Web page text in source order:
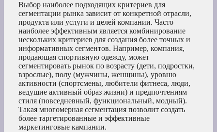
Выбор наиболее подходящих критериев для
сегментации рынка зависит от конкретной отрасли,
продукта или услуги и целей компании. Часто
наиболее эффективным является комбинирование
нескольких критериев для создания более точных и
информативных сегментов. Например, компания,
продающая спортивную одежду, может
сегментировать рынок по возрасту (дети, подростки,
взрослые), полу (мужчины, женщины), уровню
активности (спортсмены, любители фитнеса, люди,
ведущие активный образ жизни) и предпочтениям
стиля (повседневный, функциональный, модный).
Такая многомерная сегментация позволит создать
более таргетированные и эффективные
маркетинговые кампании.